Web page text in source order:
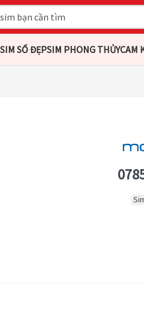
SỐ ĐẸPSIM PHONG THỦYCAM